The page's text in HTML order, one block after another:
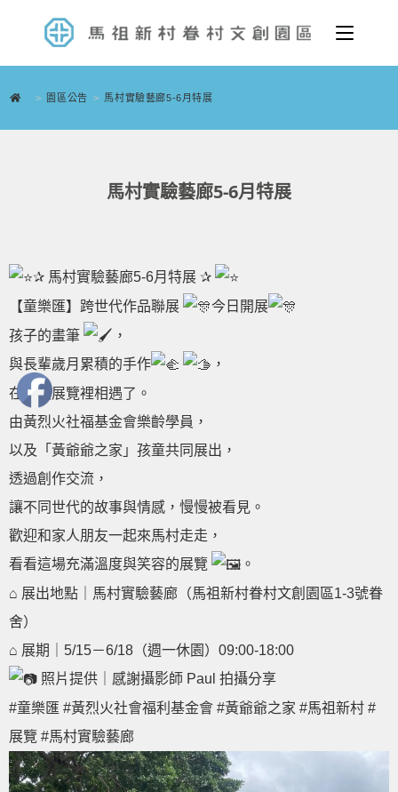
> 園區公告 > 馬村實驗藝廊5-6月特展
馬村實驗藝廊5-6月特展
✰ 馬村實驗藝廊5-6月特展 ✰
【童樂匯】跨世代作品聯展
今日開展
孩子的畫筆
，
與長輩歲月累積的手作
，
在這個展覽裡相遇了。
由黃烈火社福基金會樂齡學員，
以及「黃爺爺之家」孩童共同展出，
透過創作交流，
讓不同世代的故事與情感，慢慢被看見。
歡迎和家人朋友一起來馬村走走，
看看這場充滿溫度與笑容的展覽
。
⌂ 展出地點｜馬村實驗藝廊（馬祖新村眷村文創園區1-3號眷
舍）
⌂ 展期｜5/15－6/18（週一休園）09:00-18:00
照片提供｜感謝攝影師 Paul 拍攝分享
#童樂匯 #黃烈火社會福利基金會 #黃爺爺之家 #馬祖新村 #
展覽 #馬村實驗藝廊